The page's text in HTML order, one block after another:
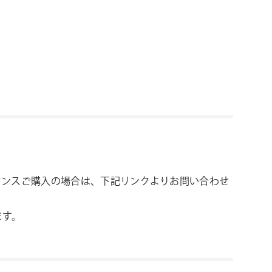
スご購入の場合は、下記リンクよりお問い合わせ
。